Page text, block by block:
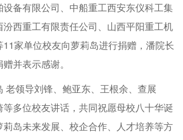
备有限公司、中船重工西安东仪科工集
西重工有限责任公司、山西平阳重工机
家单位校友向萝莉岛进行捐赠，潘院长
并表示感谢。
老领导刘锋、鲍亚东、王根余、查展
多位校友讲话，共同祝愿母校八十华诞
岛未来发展、校企合作、人才培养等方